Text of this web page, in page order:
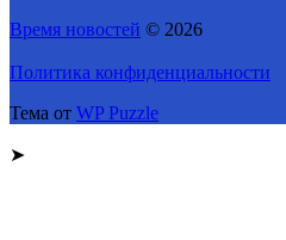
Время новостей © 2026
Политика конфиденциальности
Тема от WP Puzzle
➤